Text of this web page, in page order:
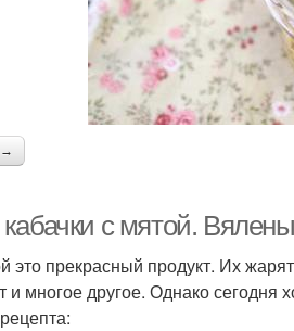
→
с мятой.
это прекрасный продукт. Их
и многое другое. Однако